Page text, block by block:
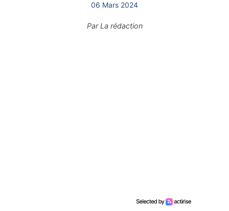
06 Mars 2024
ParLa rédaction